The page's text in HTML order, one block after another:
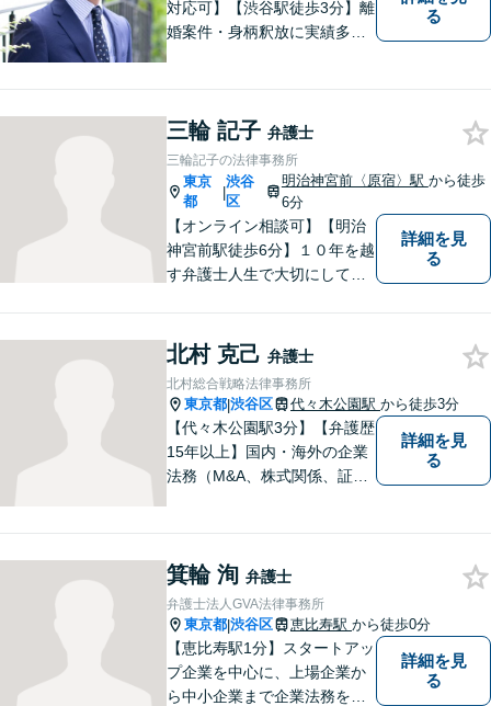
対応可】【渋谷駅徒歩3分】離
婚案件・身柄釈放に実績多数
かりと向き合い、迅速に粘り
強くより良い解決を目指しま
す。お困りの場合、まずはご
相談ください。
る
三輪 記子 弁護士
三輪記子の法律事務所
東京
都
|
渋谷
区
明治神宮前〈原宿〉駅 から徒歩
6分
【オンライン相談可】【明治
神宮前駅徒歩6分】１０年を越
す弁護士人生で大切にしてき
ける」という姿勢です。ぜひ
一度、相談にお越しくださ
い。【夜間休日相談可】
詳細を見
る
北村 克己 弁護士
北村総合戦略法律事務所
東京都|渋谷区 代々木公園駅 から徒歩3分
【代々木公園駅3分】【弁護歴
15年以上】国内・海外の企業
法務（M&A、株式関係、証券
す。クライアントの皆様と力
を合わせて最善の戦略を構築
いたしたいと存じます。
詳細を見
る
箕輪 洵 弁護士
弁護士法人GVA法律事務所
東京都|渋谷区 恵比寿駅 から徒歩0分
【恵比寿駅1分】スタートアッ
プ企業を中心に、上場企業か
ら中小企業まで企業法務を幅
詳細を見
る